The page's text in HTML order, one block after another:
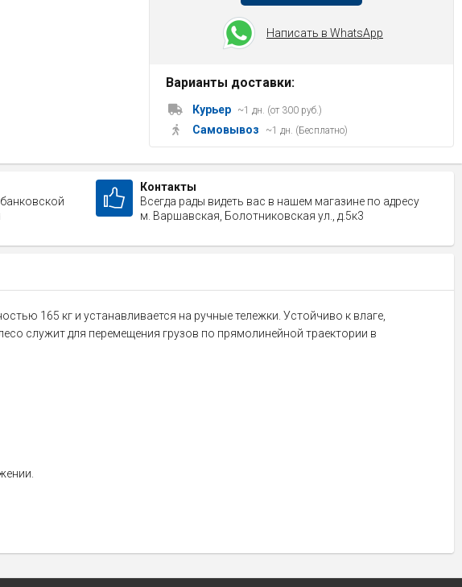
Написать в WhatsApp
Варианты доставки:
Курьер ~1 дн. (от 300 руб.)
Самовывоз ~1 дн. (Бесплатно)
Контакты
Всегда рады видеть вас в нашем магазине по адресу
м. Варшавская, Болотниковская ул., д.5к3
165 кг и устанавливается на ручные тележки. Устойчиво к влаге,
служит для перемещения грузов по прямолинейной траектории в